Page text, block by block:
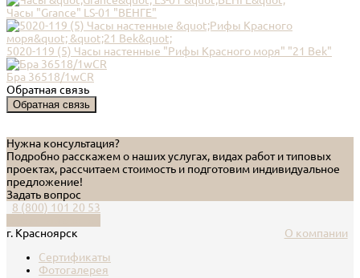
Часы "Grance" LS-01 "ВЕНГЕ"
5020-119 (5) Часы настенные "Рифы Красного моря" "21 Bek"
Бра 36518/1wCR
Обратная связь
Обратная связь
Нужна консультация?
Подробно расскажем о наших услугах, видах работ и типовых
проектах, рассчитаем стоимость и подготовим индивидуальное
предложение!
Задать вопрос
8 (800) 101 20 53
г. Красноярск
О компании
Сертификаты
Фотогалерея